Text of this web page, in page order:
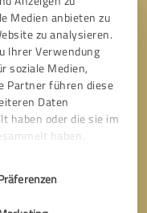
Medien anbieten zu
zu analysieren.
Ihrer Verwendung
soziale Medien,
Partner führen diese
Daten
haben oder die sie im
haben.